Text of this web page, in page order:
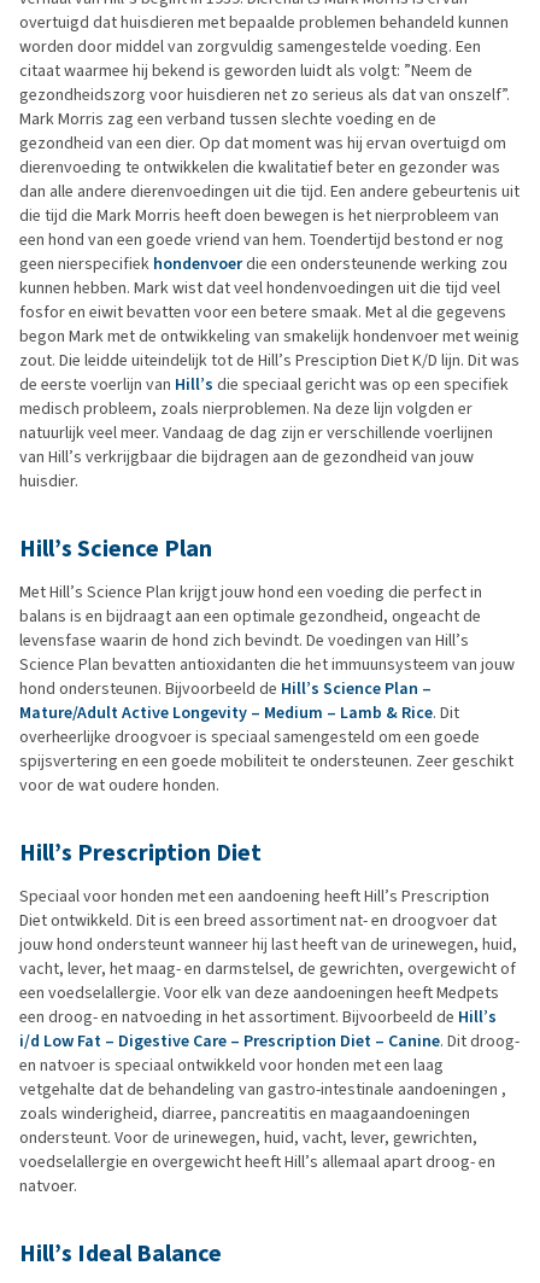
overtuigd dat huisdieren met bepaalde problemen behandeld kunnen
worden door middel van zorgvuldig samengestelde voeding. Een
citaat waarmee hij bekend is geworden luidt als volgt: ”Neem de
gezondheidszorg voor huisdieren net zo serieus als dat van onszelf”.
Mark Morris zag een verband tussen slechte voeding en de
gezondheid van een dier. Op dat moment was hij ervan overtuigd om
dierenvoeding te ontwikkelen die kwalitatief beter en gezonder was
dan alle andere dierenvoedingen uit die tijd. Een andere gebeurtenis uit
die tijd die Mark Morris heeft doen bewegen is het nierprobleem van
een hond van een goede vriend van hem. Toendertijd bestond er nog
geen nierspecifiek hondenvoerdie een ondersteunende werking zou
kunnen hebben. Mark wist dat veel hondenvoedingen uit die tijd veel
fosfor en eiwit bevatten voor een betere smaak. Met al die gegevens
begon Mark met de ontwikkeling van smakelijk hondenvoer met weinig
zout. Die leidde uiteindelijk tot de Hill’s Presciption Diet K/D lijn. Dit was
de eerste voerlijn van Hill’s die speciaal gericht was op een specifiek
medisch probleem, zoals nierproblemen. Na deze lijn volgden er
natuurlijk veel meer. Vandaag de dag zijn er verschillende voerlijnen
van Hill’s verkrijgbaar die bijdragen aan de gezondheid van jouw
huisdier.
Hill’s Science Plan
Met Hill’s Science Plan krijgt jouw hond een voeding die perfect in
balans is en bijdraagt aan een optimale gezondheid, ongeacht de
levensfase waarin de hond zich bevindt. De voedingen van Hill’s
Science Plan bevatten antioxidanten die het immuunsysteem van jouw
hond ondersteunen. Bijvoorbeeld de Hill’s Science Plan –
Mature/Adult Active Longevity – Medium – Lamb & Rice. Dit
overheerlijke droogvoer is speciaal samengesteld om een goede
spijsvertering en een goede mobiliteit te ondersteunen. Zeer geschikt
voor de wat oudere honden.
Hill’s Prescription Diet
Speciaal voor honden met een aandoening heeft Hill’s Prescription
Diet ontwikkeld. Dit is een breed assortiment nat- en droogvoer dat
jouw hond ondersteunt wanneer hij last heeft van de urinewegen, huid,
vacht, lever, het maag- en darmstelsel, de gewrichten, overgewicht of
een voedselallergie. Voor elk van deze aandoeningen heeft Medpets
een droog- en natvoeding in het assortiment. Bijvoorbeeld de Hill’s
i/d Low Fat – Digestive Care – Prescription Diet – Canine. Dit droog-
en natvoer is speciaal ontwikkeld voor honden met een laag
vetgehalte dat de behandeling van gastro-intestinale aandoeningen ,
zoals winderigheid, diarree, pancreatitis en maagaandoeningen
ondersteunt. Voor de urinewegen, huid, vacht, lever, gewrichten,
voedselallergie en overgewicht heeft Hill’s allemaal apart droog- en
natvoer.
Hill’s Ideal Balance